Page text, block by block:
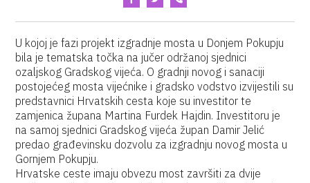
U kojoj je fazi projekt izgradnje mosta u Donjem Pokupju
bila je tematska točka na jučer održanoj sjednici
ozaljskog Gradskog vijeća. O gradnji novog i sanaciji
postojećeg mosta vijećnike i gradsko vodstvo izvijestili su
predstavnici Hrvatskih cesta koje su investitor te
zamjenica župana Martina Furdek Hajdin. Investitoru je
na samoj sjednici Gradskog vijeća župan Damir Jelić
predao građevinsku dozvolu za izgradnju novog mosta u
Gornjem Pokupju.
Hrvatske ceste imaju obvezu most završiti za dvije